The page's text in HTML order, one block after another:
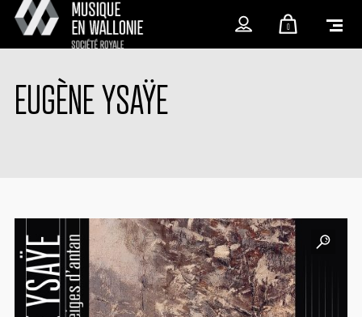
0
EUGÈNE YSAŸE